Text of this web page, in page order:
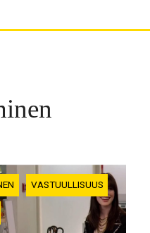
VASTUULLISUUS